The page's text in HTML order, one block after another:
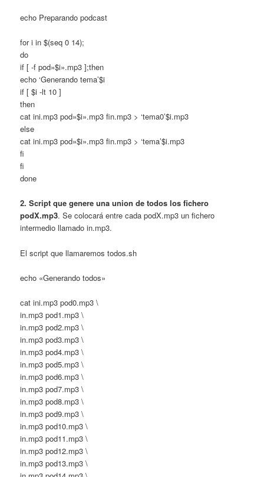
echo Preparando podcast
for i in $(seq 0 14);
do
if [ -f pod»$i».mp3 ];then
echo ‘Generando tema’$i
if [ $i -lt 10 ]
then
cat ini.mp3 pod»$i».mp3 fin.mp3 > ‘tema0’$i.mp3
else
cat ini.mp3 pod»$i».mp3 fin.mp3 > ‘tema’$i.mp3
fi
fi
done
2. Script que genere una union de todos los fichero
podX.mp3. Se colocará entre cada podX.mp3 un fichero
intermedio llamado in.mp3.
El script que llamaremos todos.sh
echo «Generando todos»
cat ini.mp3 pod0.mp3 \
in.mp3 pod1.mp3 \
in.mp3 pod2.mp3 \
in.mp3 pod3.mp3 \
in.mp3 pod4.mp3 \
in.mp3 pod5.mp3 \
in.mp3 pod6.mp3 \
in.mp3 pod7.mp3 \
in.mp3 pod8.mp3 \
in.mp3 pod9.mp3 \
in.mp3 pod10.mp3 \
in.mp3 pod11.mp3 \
in.mp3 pod12.mp3 \
in.mp3 pod13.mp3 \